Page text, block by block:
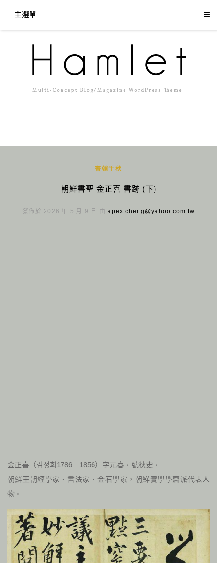
主選單
書翰千秋
朝鮮書聖 金正喜 書跡 (下)
發佈於 2026 年 5 月 9 日 由apex.cheng@yahoo.com.tw
金正喜（김정희1786—1856）字元春，號秋史，
朝鮮王朝經學家、書法家、金石學家，朝鮮實學學齋派代表人
物。